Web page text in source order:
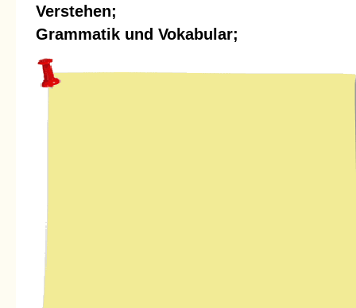
Verstehen;
Grammatik und Vokabular;